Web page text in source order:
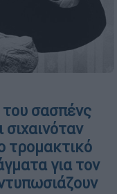
σασπένς
τρομακτικό
για τον